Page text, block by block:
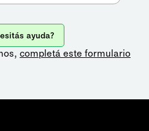
ayuda?
completá este formulario